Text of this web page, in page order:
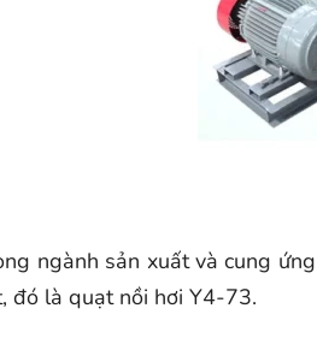
ngành sản xuất và cung
đó là quạt nồi hơi Y4-73.